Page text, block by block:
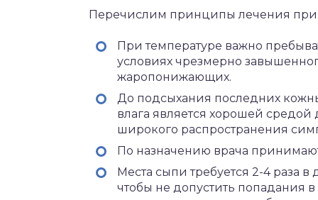
Перечислим принципы лечения при
При температуре важно
условиях чрезмерно
жаропонижающих.
До подсыхания последних
влага является хорошей
широкого распространения
По назначению врача
Места сыпи требуется 2-4 раза
чтобы не допустить попадания